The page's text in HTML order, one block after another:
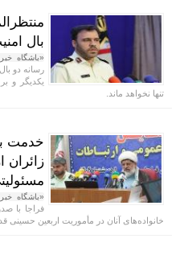
بال
«باشگاه
رسانه دو
یکدیگر و
تنها نخواهد ماند.
خدمت
زائران
«باشگاه
فراجا با
خانواده‌های آنان در مأموریت اربعین حسینی